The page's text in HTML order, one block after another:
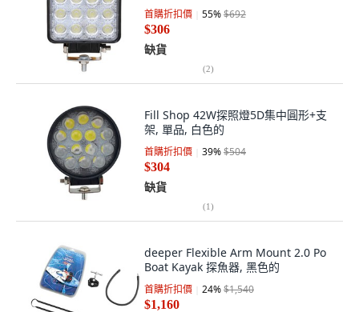
首購折扣價 55%$692
$306
缺貨
(2)
Fill Shop 42W探照燈5D集中圓形+支
架, 單品, 白色的
首購折扣價 39%$504
$304
缺貨
(1)
deeper Flexible Arm Mount 2.0 Po
Boat Kayak 探魚器, 黑色的
首購折扣價 24%$1,540
$1,160